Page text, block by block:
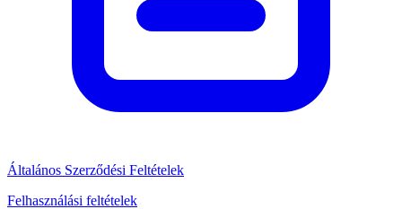
Általános Szerződési Feltételek
Felhasználási feltételek